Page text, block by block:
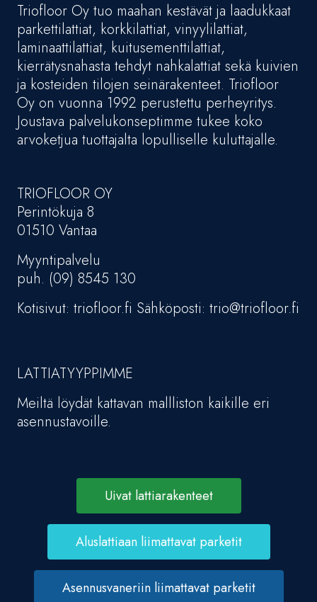
Triofloor Oy tuo maahan kestävät ja laadukkaat
parkettilattiat, korkkilattiat, vinyylilattiat,
laminaattilattiat, kuitusementtilattiat,
kierrätysnahasta tehdyt nahkalattiat sekä kuivien
ja kosteiden tilojen seinärakenteet. Triofloor
Oy on vuonna 1992 perustettu perheyritys.
Joustava palvelukonseptimme tukee koko
arvoketjua tuottajalta lopulliselle kuluttajalle.
TRIOFLOOR OY
Perintökuja 8
01510 Vantaa
Myyntipalvelu
puh. (09) 8545 130
Kotisivut: triofloor.fi Sähköposti: trio@triofloor.fi
LATTIATYYPPIMME
Meiltä löydät kattavan mallliston kaikille eri
asennustavoille.
Uivat lattiarakenteet
Aluslattiaan liimattavat parketit
Asennusvaneriin liimattavat parketit